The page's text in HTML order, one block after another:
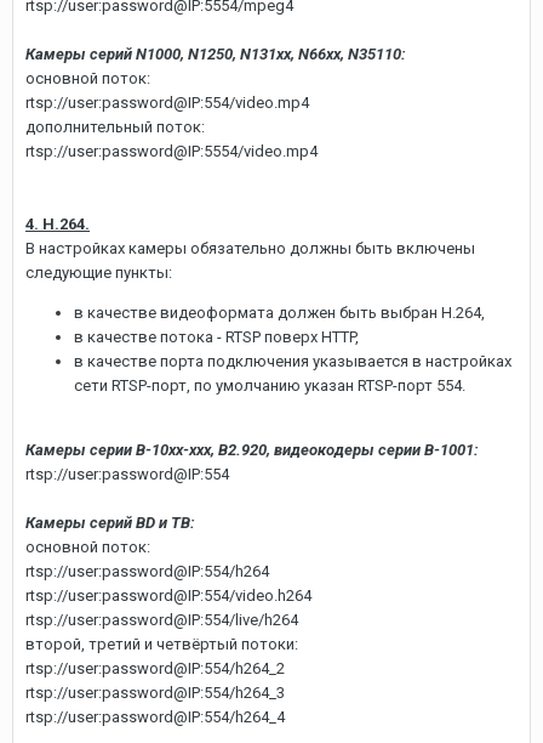
rtsp://user:password@IP:5554/mpeg4
Камеры серий N1000, N1250, N131xx, N66xx, N35110:
основной поток:
rtsp://user:password@IP:554/video.mp4
дополнительный поток:
rtsp://user:password@IP:5554/video.mp4
4. H.264.
В настройках камеры обязательно должны быть включены
следующие пункты:
в качестве видеоформата должен быть выбран H.264,
в качестве потока - RTSP поверх HTTP,
в качестве порта подключения указывается в настройках
сети RTSP-порт, по умолчанию указан RTSP-порт 554.
Камеры серии B-10xx-xxx, B2.920, видеокодеры серии B-1001:
rtsp://user:password@IP:554
Камеры серий BD и TB:
основной поток:
rtsp://user:password@IP:554/h264
rtsp://user:password@IP:554/video.h264
rtsp://user:password@IP:554/live/h264
второй, третий и четвёртый потоки:
rtsp://user:password@IP:554/h264_2
rtsp://user:password@IP:554/h264_3
rtsp://user:password@IP:554/h264_4